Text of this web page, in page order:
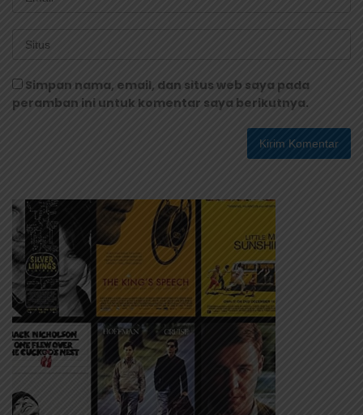
Simpan nama, email, dan situs web saya pada
peramban ini untuk komentar saya berikutnya.